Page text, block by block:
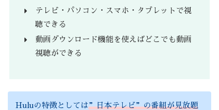
テレビ・パソコン・スマホ・タブレットで視
聴できる
動画ダウンロード機能を使えばどこでも動画
視聴ができる
Huluの特徴としては”日本テレビ”の番組が見放題